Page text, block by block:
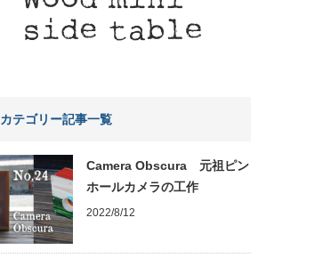
カテゴリー記事一覧
Camera Obscura 元祖ピン
ホールカメラの工作
2022/8/12